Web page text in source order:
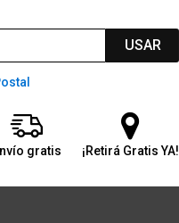
USAR
gratis ¡Retirá Gratis YA!